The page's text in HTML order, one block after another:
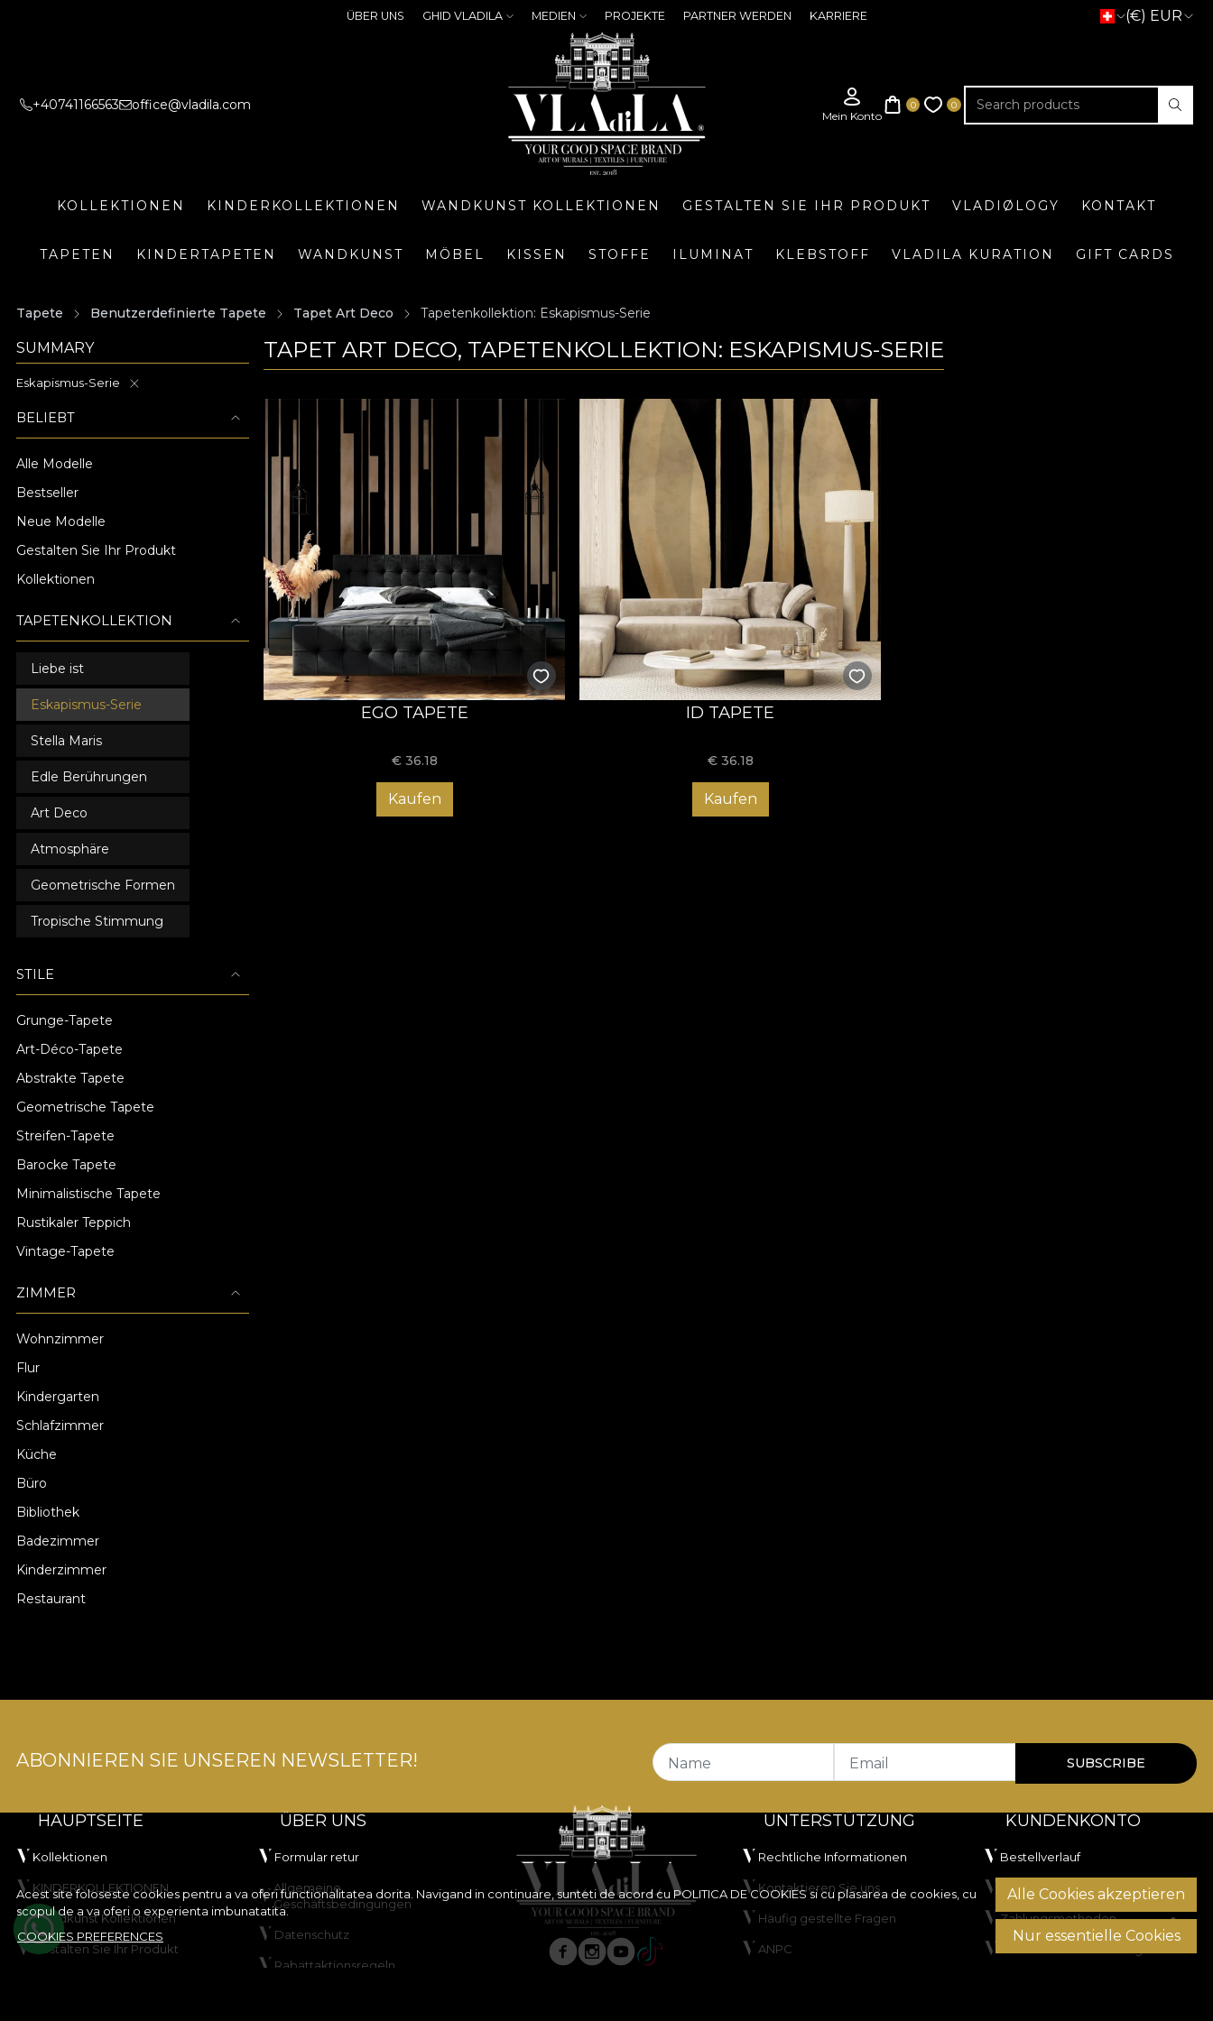
ÜBER UNS GHID VLADILA MEDIEN PROJEKTE PARTNER WERDEN KARRIERE (€) EUR
+40741166563 office@vladila.com
KOLLEKTIONEN KINDERKOLLEKTIONEN WANDKUNST KOLLEKTIONEN GESTALTEN SIE IHR PRODUKT VLADIØLOGY KONTAKT
TAPETEN KINDERTAPETEN WANDKUNST MÖBEL KISSEN STOFFE ILUMINAT KLEBSTOFF VLADILA KURATION GIFT CARDS
Tapete Benutzerdefinierte Tapete Tapet Art Deco Tapetenkollektion: Eskapismus-Serie
SUMMARY
Eskapismus-Serie
BELIEBT
Alle Modelle
Bestseller
Neue Modelle
Gestalten Sie Ihr Produkt
Kollektionen
TAPETENKOLLEKTION
Liebe ist
Eskapismus-Serie
Stella Maris
Edle Berührungen
Art Deco
Atmosphäre
Geometrische Formen
Tropische Stimmung
STILE
Grunge-Tapete
Art-Déco-Tapete
Abstrakte Tapete
Geometrische Tapete
Streifen-Tapete
Barocke Tapete
Minimalistische Tapete
Rustikaler Teppich
Vintage-Tapete
ZIMMER
Wohnzimmer
Flur
Kindergarten
Schlafzimmer
Küche
Büro
Bibliothek
Badezimmer
Kinderzimmer
Restaurant
TAPET ART DECO, TAPETENKOLLEKTION: ESKAPISMUS-SERIE
EGO TAPETE
€ 36.18
Kaufen
ID TAPETE
€ 36.18
Kaufen
Acest site foloseste cookies pentru a va oferi functionalitatea dorita. Navigand in continuare, sunteti de acord cuPOLITICA DE COOKIESsi cu plasarea de cookies, cu
scopul de a va oferi o experienta imbunatatita.
COOKIES PREFERENCES
Alle Cookies akzeptieren
Nur essentielle Cookies
ABONNIEREN SIE UNSEREN NEWSLETTER! Name Email SUBSCRIBE
HAUPTSEITE
Kollektionen
KINDERKOLLEKTIONEN
Wandkunst Kollektionen
Gestalten Sie Ihr Produkt
ÜBER UNS
Formular retur
Allgemeine
Geschäftsbedingungen
Datenschutz
Rabattaktionsregeln
UNTERSTÜTZUNG
Rechtliche Informationen
Kontaktieren Sie uns
Häufig gestellte Fragen
ANPC
KUNDENKONTO
Bestellverlauf
Lieblingsprodukte
Zahlungsmethoden